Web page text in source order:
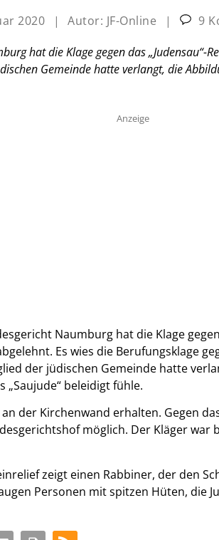
2020 | Autor: JF-Online |
9
hat die Klage gegen das „Judensau“-
Gemeinde hatte verlangt, die
Anzeige
Naumburg hat die Klage
Es wies die Berufungsklage
der jüdischen Gemeinde hatte
„Saujude“ beleidigt fühle.
der Kirchenwand erhalten. Gegen
möglich. Der Kläger war
zeigt einen Rabbiner, der den
Personen mit spitzen Hüten, die